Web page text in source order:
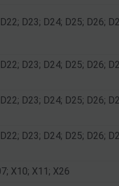
D23; D24; D25; D26;
D23; D24; D25; D26;
D23; D24; D25; D26;
D23; D24; D25; D26;
X10; X11; X26